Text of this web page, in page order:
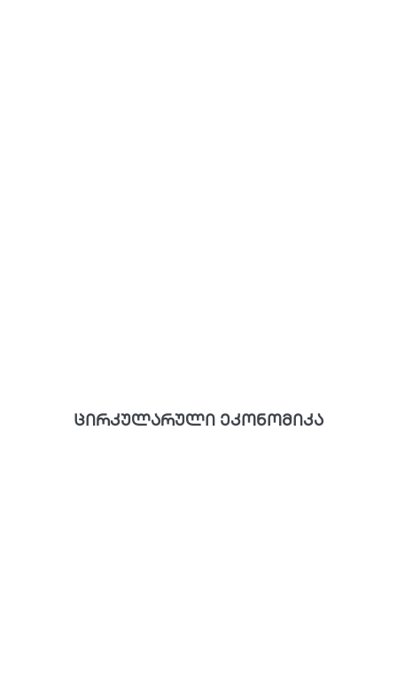
ცირკულარული ეკონომიკა